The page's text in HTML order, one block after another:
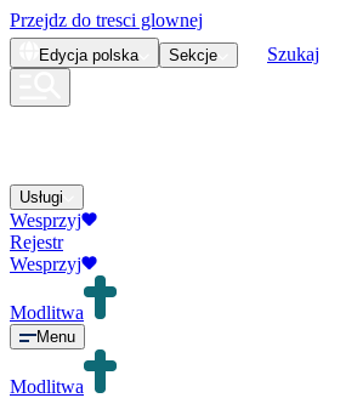
Przejdz do tresci glownej
Edycja polska Sekcje Szukaj
Usługi
Wesprzyj
Rejestr
Wesprzyj
Modlitwa
Menu
Modlitwa